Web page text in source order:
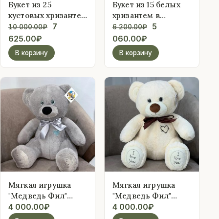
Букет из 25
кустовых хризантем
в упаковке
10 000.00₽
Первоначальная
составляла
000.00₽.
7
625.00₽
цена:
7
625.00₽.
В корзину
Букет из 15 белых
хризантем в
упаковке
6 200.00₽
Первоначальная
составляла
6
200.00₽.
5
060.00₽
цена:
5
060.00₽.
В корзину
Мягкая игрушка
"Медведь Фил"
38см, серый
4 000.00₽
Мягкая игрушка
"Медведь Фил"
38см, белый
4 000.00₽